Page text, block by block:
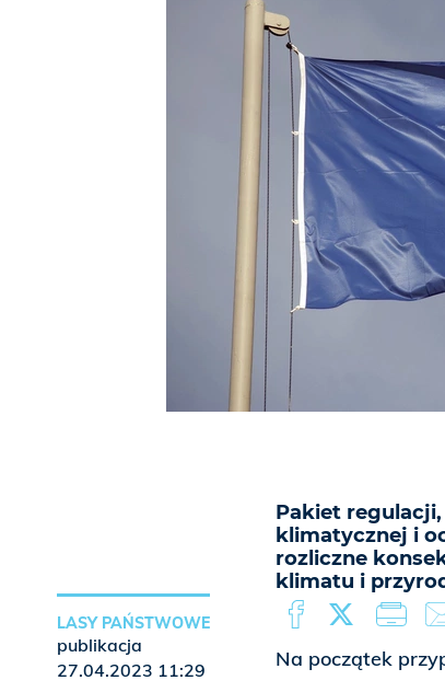
Pakiet
klimatycznej i
rozliczne
klimatu i
Na początek
LASY PAŃSTWOWE
publikacja
27.04.2023 11:29